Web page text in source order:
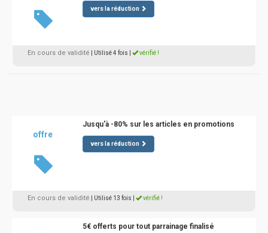
vers la réduction
En cours de validité | Utilisé 4 fois vérifié !
offre
Jusqu'à -80% sur les articles en promotions
vers la réduction
En cours de validité | Utilisé 13 fois vérifié !
5€ offerts pour tout parrainage finalisé